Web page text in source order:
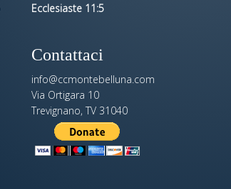
Ecclesiaste 11:5
Contattaci
info@ccmontebelluna.com
Via Ortigara 10
Trevignano, TV 31040